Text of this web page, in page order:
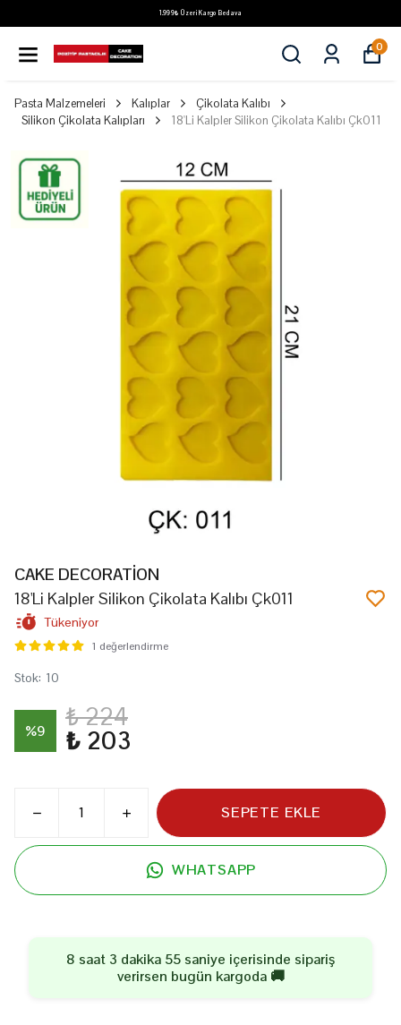
1.999₺ Üzeri Kargo Bedava
0
Pasta Malzemeleri Kalıplar
Çikolata Kalıbı
Silikon Çikolata Kalıpları
18'Li Kalpler Silikon Çikolata Kalıbı Çk011
CAKE DECORATİON
18'Li Kalpler Silikon Çikolata Kalıbı Çk011
Tükeniyor
1 değerlendirme
Stok: 10
%9 ₺ 224
₺ 203
SEPETE EKLE
WHATSAPP
8 saat 3 dakika 55 saniye içerisinde sipariş
verirsen bugün kargoda 🚚